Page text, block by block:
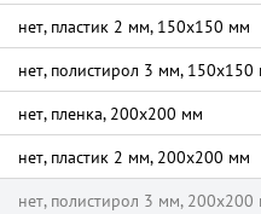
нет, пластик 2 мм, 150х150 мм
нет, полистирол 3 мм, 150х150
нет, пленка, 200х200 мм
нет, пластик 2 мм, 200х200 мм
нет, полистирол 3 мм, 200х200